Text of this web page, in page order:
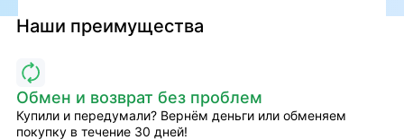
Наши преимущества
Обмен и возврат без проблем
Купили и передумали? Вернём деньги или обменяем
покупку в течение 30 дней!